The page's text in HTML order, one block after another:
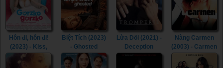
Hôn đi, hôn đi!
(2023) - Kiss,
Kiss! (2023)
Biệt Tích (2023)
- Ghosted
(2023)
Lừa Dối (2021) -
Deception
Nàng Carmen
(2003) - Carmen
(2003)